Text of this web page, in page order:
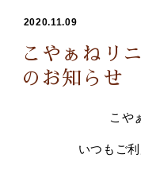
2020.11.09
こやぁねリ
のお知らせ
こや
いつもご